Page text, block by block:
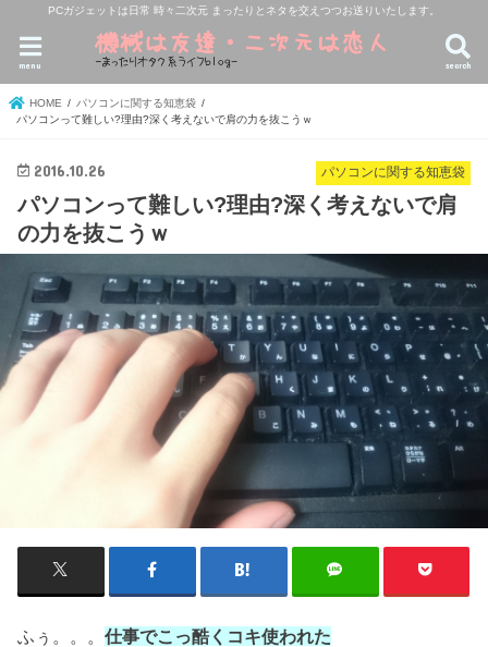
PCガジェットは日常 時々二次元 まったりとネタを交えつつお送りいたします。
search
menu
HOME
パソコンに関する知恵袋
パソコンって難しい?理由?深く考えないで肩の力を抜こうｗ
パソコンに関する知恵袋
2016.10.26
パソコンって難しい?理由?深く考えないで肩
の力を抜こうｗ
ふぅ。。。仕事でこっ酷くコキ使われた